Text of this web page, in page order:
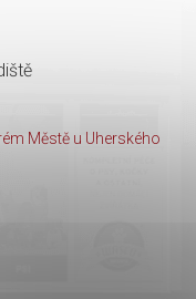
Městě u Uherského